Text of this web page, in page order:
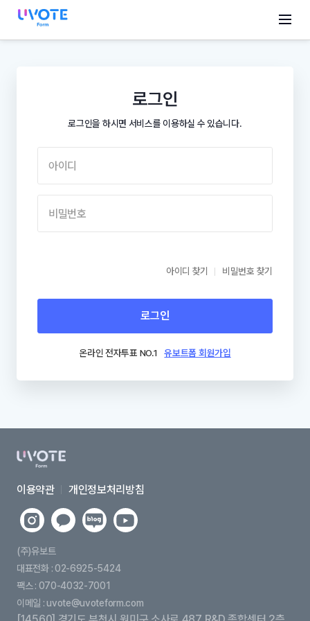
로그인
로그인을 하시면 서비스를 이용하실 수 있습니다.
아이디
비밀번호
아이디 찾기 비밀번호 찾기
로그인
온라인 전자투표 NO.1 유보트폼 회원가입
이용약관
개인정보처리방침
유
보
트
인
스
타
그
유
보
카
오
톡
유
보
네
버
블
(주)유보트
대표전화 : 02-6925-5424
팩스 : 070-4032-7001
이메일 : uvote@uvoteform.com